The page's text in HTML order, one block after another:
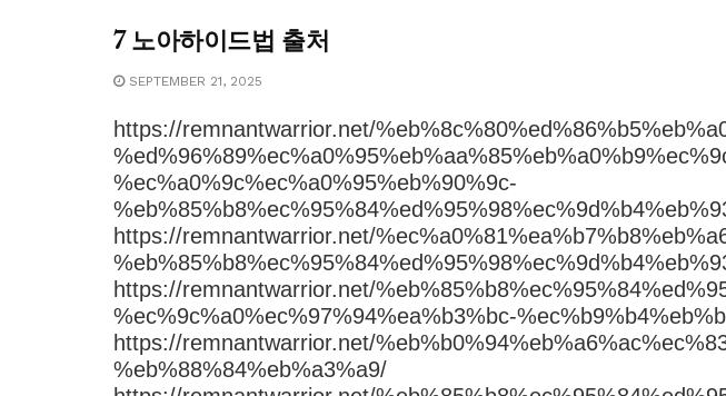
7 노아하이드법 출처
SEPTEMBER 21, 2025
https://remnantwarrior.net/
%ec%a0%9c%ec%a0%95%eb%90%9c-
https://remnantwarrior.net/
https://remnantwarrior.net/
%ec%9c%a0%ec%97%94%ea%b3%bc-
https://remnantwarrior.net/
%eb%88%84%eb%a3%a9/